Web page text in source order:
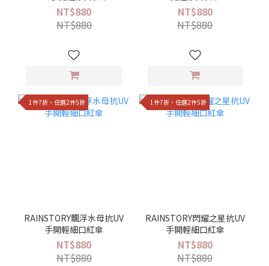
NT$880
NT$880
NT$880
NT$880
1件7折，任選2件5折
RAINSTORY飄浮水母抗UV
手開輕細口紅傘
NT$880
NT$880
1件7折，任選2件5折
RAINSTORY閃耀之星抗UV
手開輕細口紅傘
NT$880
NT$880